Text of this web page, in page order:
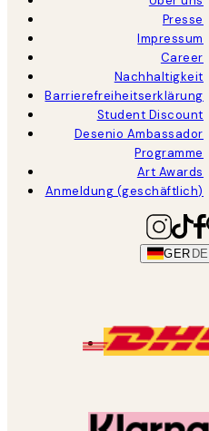
Presse
Impressum
Career
Nachhaltigkeit
Barrierefreiheitserklärung
Student Discount
Desenio Ambassador
Programme
Art Awards
Anmeldung (geschäftlich)
GER